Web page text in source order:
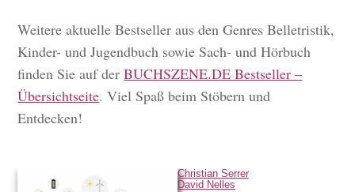
Weitere aktuelle Bestseller aus den Genres Belletristik,
Kinder- und Jugendbuch sowie Sach- und Hörbuch
finden Sie auf derBUCHSZENE.DE Bestseller –
Übersichtseite. Viel Spaß beim Stöbern und
Entdecken!
Christian Serrer
David Nelles